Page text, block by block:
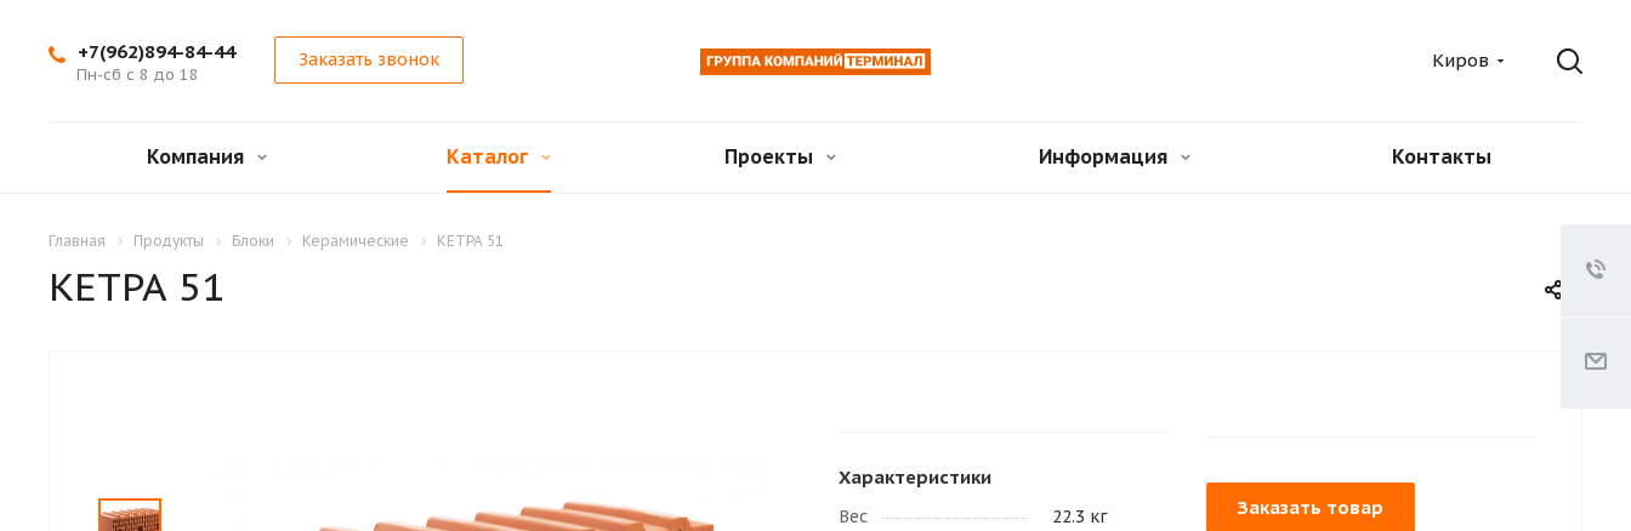
+7(962)894-84-44
Пн-сб с 8 до 18
Заказать звонок Киров
Компания Каталог Проекты Информация Контакты
Главная Продукты Блоки Керамические КЕТРА 51
КЕТРА 51
Характеристики
Вес
22.3 кг
Заказать товар